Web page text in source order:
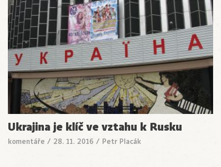
Ukrajina je klíč ve vztahu k Rusku
komentáře / 28. 11. 2016 / Petr Placák